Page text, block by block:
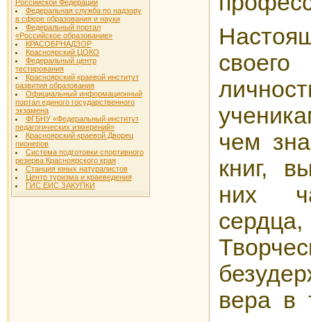
Российской Федерации
Федеральная служба по надзору
в сфере образования и науки
Федеральный портал
«Российское образование»
КРАСОБРНАДЗОР
Красноярский ЦОКО
Федеральный центр
тестирования
Красноярский краевой институт
развития образования
Официальный информационный
портал единого государственного
экзамена
ФГБНУ «Федеральный институт
педагогических измерений»
Красноярский краевой Дворец
пионеров
Система подготовки спортивного
резерва Красноярского края
Станция юных натуралистов
Центр туризма и краеведения
ГИС ЕИС ЗАКУПКИ
чем
книг,
них
вера в